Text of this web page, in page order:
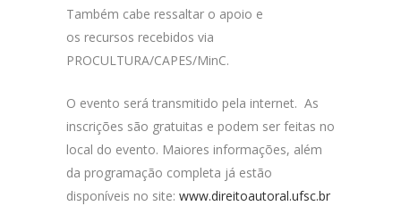
Também cabe ressaltar o apoio e
os recursos recebidos via
PROCULTURA/CAPES/MinC.
O evento será transmitido pela internet. As
inscrições são gratuitas e podem ser feitas no
local do evento. Maiores informações, além
da programação completa já estão
disponíveis no site: www.direitoautoral.ufsc.br